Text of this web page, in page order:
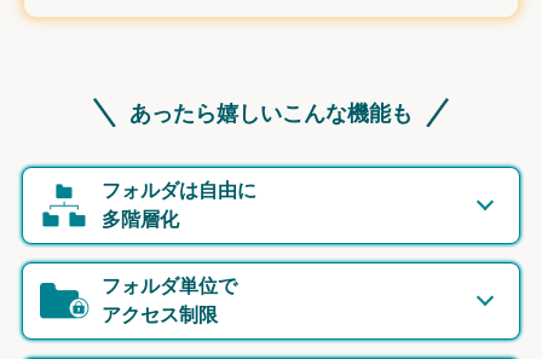
あったら嬉しいこんな機能も
フォルダは自由に
多階層化
フォルダ単位で
アクセス制限